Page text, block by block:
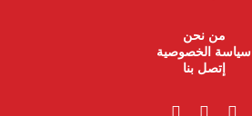
من نحن
سياسة الخصوصية
إتصل بنا